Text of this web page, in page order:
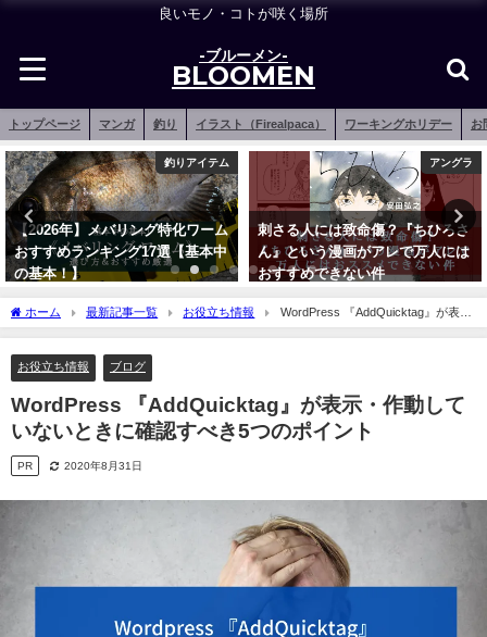
良いモノ・コトが咲く場所
-ブルーメン-
BLOOMEN
トップページ マンガ 釣り イラスト（Firealpaca） ワーキングホリデー お
釣りアイテム
【2026年】メバリング特化ワーム
おすすめランキング17選【基本中
の基本！】
アングラ
刺さる人には致命傷？『ちひろさ
ん』という漫画がアレで万人には
おすすめできない件
ホーム 最新記事一覧 お役立ち情報
WordPress 『AddQuicktag』が表
示・作動していないときに確認すべき5つのポイント
お役立ち情報 ブログ
WordPress 『AddQuicktag』が表示・作動して
いないときに確認すべき5つのポイント
PR 2020年8月31日